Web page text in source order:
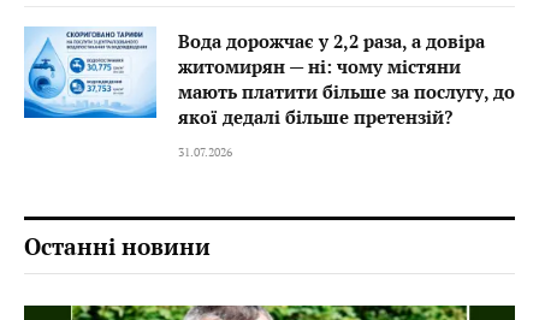
Вода дорожчає у 2,2 раза, а довіра
житомирян — ні: чому містяни
мають платити більше за послугу, до
якої дедалі більше претензій?
31.07.2026
Останні новини